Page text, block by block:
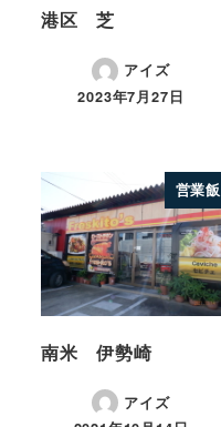
港区 芝
アイズ
2023年7月27日
営業飯
南米 伊勢崎
アイズ